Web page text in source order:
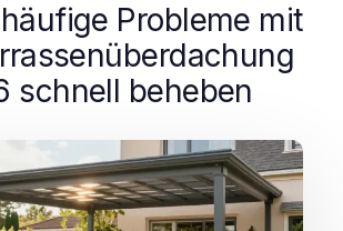
Probleme mit
schnell beheben